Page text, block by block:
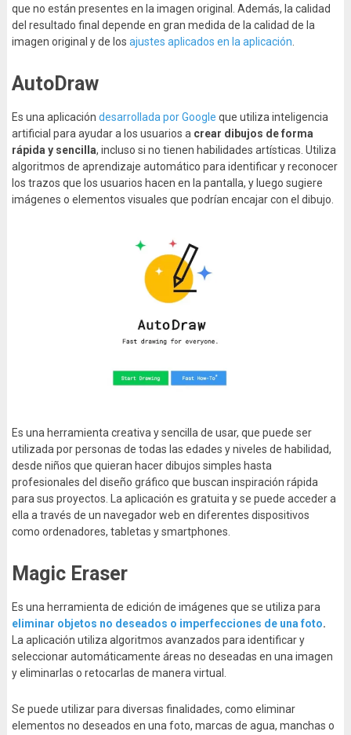
que no están presentes en la imagen original. Además, la calidad
del resultado final depende en gran medida de la calidad de la
imagen original y de los ajustes aplicados en la aplicación
AutoDraw
Es una aplicación desarrollada por Google que utiliza inteligencia
artificial para ayudar a los usuarios a crear dibujos de forma
rápida y sencilla, incluso si no tienen habilidades artísticas. Utiliza
algoritmos de aprendizaje automático para identificar y reconocer
los trazos que los usuarios hacen en la pantalla, y luego sugiere
imágenes o elementos visuales que podrían encajar con el dibujo.
Es una herramienta creativa y sencilla de usar, que puede ser
utilizada por personas de todas las edades y niveles de habilidad,
desde niños que quieran hacer dibujos simples hasta
profesionales del diseño gráfico que buscan inspiración rápida
para sus proyectos. La aplicación es gratuita y se puede acceder a
ella a través de un navegador web en diferentes dispositivos
como ordenadores, tabletas y smartphones.
Magic Eraser
Es una herramienta de edición de imágenes que se utiliza para
eliminar objetos no deseados o imperfecciones de una foto.
La aplicación utiliza algoritmos avanzados para identificar y
seleccionar automáticamente áreas no deseadas en una imagen
y eliminarlas o retocarlas de manera virtual.
Se puede utilizar para diversas finalidades, como eliminar
elementos no deseados en una foto, marcas de agua, manchas o